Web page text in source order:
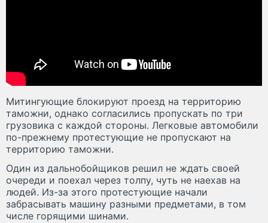
Митингующие блокируют проезд на территорию
таможни, однако согласились пропускать по три
грузовика с каждой стороны. Легковые автомобили
по-прежнему протестующие не пропускают на
территорию таможни.
Один из дальнобойщиков решил не ждать своей
очереди и поехал через толпу, чуть не наехав на
людей. Из-за этого протестующие начали
забрасывать машину разными предметами, в том
числе горящими шинами.